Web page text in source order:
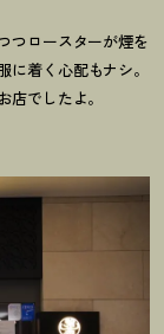
つロースターが煙を
に着く心配もナシ。
でしたよ。